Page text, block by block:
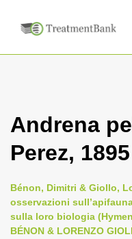
Andrena
Perez, 1895
Bénon, Dimitri & Giollo,
osservazioni
sulla loro biologia
BÉNON & LORENZO